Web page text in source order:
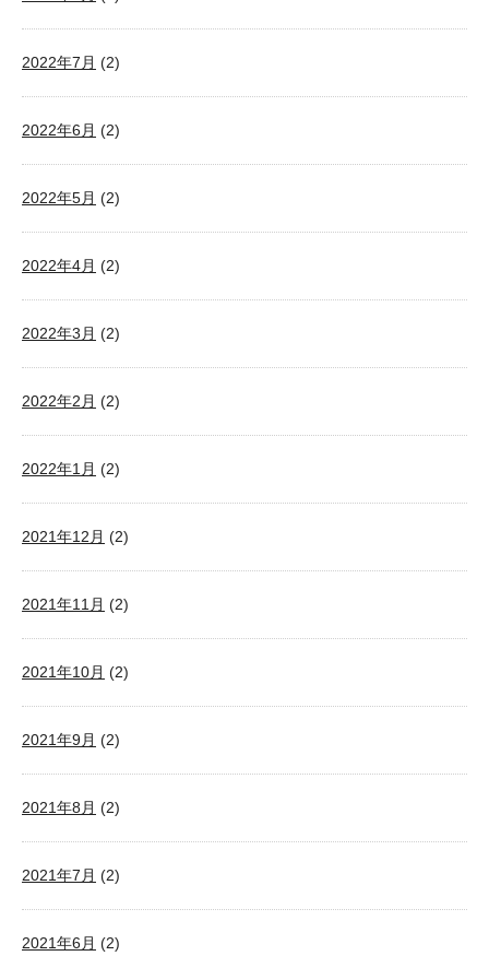
2022年7月 (2)
2022年6月 (2)
2022年5月 (2)
2022年4月 (2)
2022年3月 (2)
2022年2月 (2)
2022年1月 (2)
2021年12月 (2)
2021年11月 (2)
2021年10月 (2)
2021年9月 (2)
2021年8月 (2)
2021年7月 (2)
2021年6月 (2)